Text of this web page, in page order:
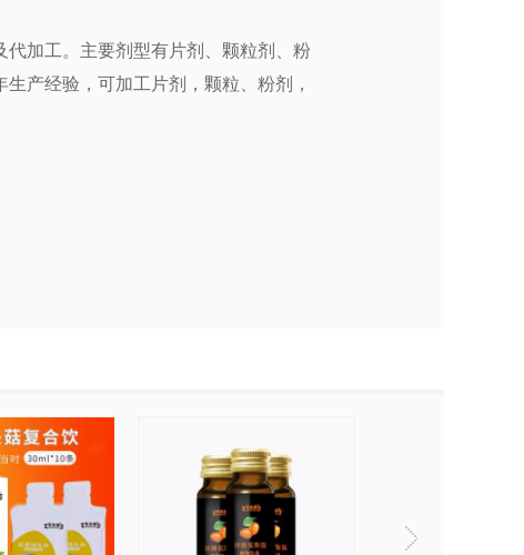
加工。主要剂型有片剂、颗粒剂、粉
生产经验，可加工片剂，颗粒 、粉剂，